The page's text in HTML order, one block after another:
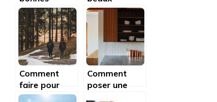
raisons de
voyager sur
Montréal
endroits à
visiter au
Québec
Comment
faire pour
réussir une
Comment
poser une